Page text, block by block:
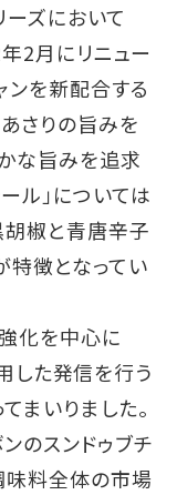
ーズにおいて
2月にリニュー
ンを新配合する
さりの旨みを
な旨みを追求
ル」については
椒と青唐辛子
特徴となってい
化を中心に
した発信を行う
まいりました。
のスンドゥブチ
味料全体の市場